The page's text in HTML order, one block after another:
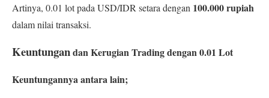
Artinya, 0.01 lot pada USD/IDR setara dengan 100.000 rupiah
dalam nilai transaksi.
Keuntungandan Kerugian Trading dengan 0.01 Lot
Keuntungannya antara lain;